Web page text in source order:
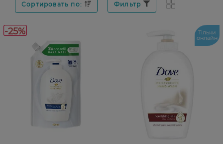
Сортировать по: Фильтр
-25% Тільки
онлайн